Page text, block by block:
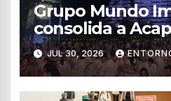
Grupo Mundo
consolida a
destino líder
de reuniones
JUL 30, 2026